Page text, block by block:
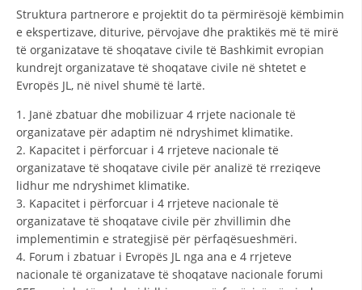
Struktura partnerore e projektit do ta përmirësojë këmbimin
e ekspertizave, diturive, përvojave dhe praktikës më të mirë
të organizatave të shoqatave civile të Bashkimit evropian
kundrejt organizatave të shoqatave civile në shtetet e
Evropës JL, në nivel shumë të lartë.
1. Janë zbatuar dhe mobilizuar 4 rrjete nacionale të
organizatave për adaptim në ndryshimet klimatike.
2. Kapacitet i përforcuar i 4 rrjeteve nacionale të
organizatave të shoqatave civile për analizë të rreziqeve
lidhur me ndryshimet klimatike.
3. Kapacitet i përforcuar i 4 rrjeteve nacionale të
organizatave të shoqatave civile për zhvillimin dhe
implementimin e strategjisë për përfaqësueshmëri.
4. Forum i zbatuar i Evropës JL nga ana e 4 rrjeteve
nacionale të organizatave të shoqatave nacionale forumi